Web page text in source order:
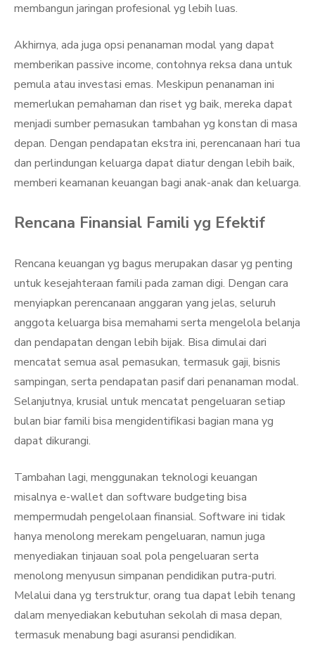
membangun jaringan profesional yg lebih luas.
Akhirnya, ada juga opsi penanaman modal yang dapat
memberikan passive income, contohnya reksa dana untuk
pemula atau investasi emas. Meskipun penanaman ini
memerlukan pemahaman dan riset yg baik, mereka dapat
menjadi sumber pemasukan tambahan yg konstan di masa
depan. Dengan pendapatan ekstra ini, perencanaan hari tua
dan perlindungan keluarga dapat diatur dengan lebih baik,
memberi keamanan keuangan bagi anak-anak dan keluarga.
Rencana Finansial Famili yg Efektif
Rencana keuangan yg bagus merupakan dasar yg penting
untuk kesejahteraan famili pada zaman digi. Dengan cara
menyiapkan perencanaan anggaran yang jelas, seluruh
anggota keluarga bisa memahami serta mengelola belanja
dan pendapatan dengan lebih bijak. Bisa dimulai dari
mencatat semua asal pemasukan, termasuk gaji, bisnis
sampingan, serta pendapatan pasif dari penanaman modal.
Selanjutnya, krusial untuk mencatat pengeluaran setiap
bulan biar famili bisa mengidentifikasi bagian mana yg
dapat dikurangi.
Tambahan lagi, menggunakan teknologi keuangan
misalnya e-wallet dan software budgeting bisa
mempermudah pengelolaan finansial. Software ini tidak
hanya menolong merekam pengeluaran, namun juga
menyediakan tinjauan soal pola pengeluaran serta
menolong menyusun simpanan pendidikan putra-putri.
Melalui dana yg terstruktur, orang tua dapat lebih tenang
dalam menyediakan kebutuhan sekolah di masa depan,
termasuk menabung bagi asuransi pendidikan.